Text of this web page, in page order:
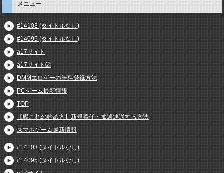
メニュー
#14103 (タイトルなし)
#14095 (タイトルなし)
a17サイト
a17サイト②
DMMエロゲーの無料登録方法
PCゲーム最新情報
TOP
【艦これの始め方】新規着任・抽選通過する方法
スマホゲーム最新情報
#14103 (タイトルなし)
#14095 (タイトルなし)